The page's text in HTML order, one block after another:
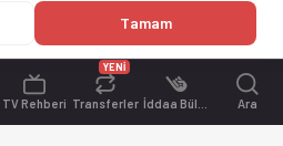
TV Rehberi Transferler
YENİ
Ara
Tamam